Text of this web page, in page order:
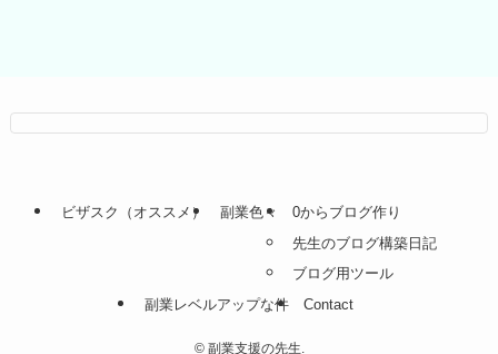
ビザスク（オススメ） 副業色々
0からブログ作り
先生のブログ構築日記
ブログ用ツール
副業レベルアップな件
Contact
©副業支援の先生.